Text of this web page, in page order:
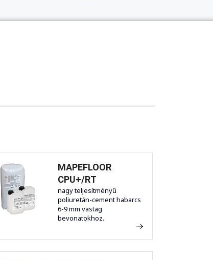
MAPEFLOOR
CPU+/RT
nagy teljesítményű
poliuretán-cement habarcs
6-9 mm vastag
bevonatokhoz.